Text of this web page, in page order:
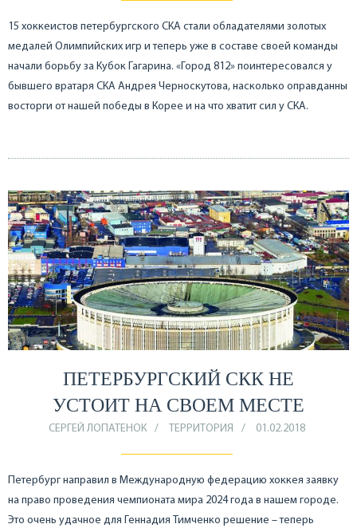
15 хоккеистов петербургского СКА стали обладателями золотых
медалей Олимпийских игр и теперь уже в составе своей команды
начали борьбу за Кубок Гагарина. «Город 812» поинтересовался у
бывшего вратаря СКА Андрея Черноскутова, насколько оправданны
восторги от нашей победы в Корее и на что хватит сил у СКА.
ПЕТЕРБУРГСКИЙ СКК НЕ
УСТОИТ НА СВОЕМ МЕСТЕ
СЕРГЕЙ ЛОПАТЕНОК ТЕРРИТОРИЯ 01.02.2018
Петербург направил в Международную федерацию хоккея заявку
на право проведения чемпионата мира 2024 года в нашем городе.
Это очень удачное для Геннадия Тимченко решение – теперь